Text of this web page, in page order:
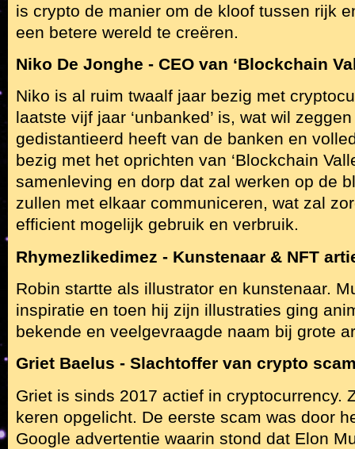
is crypto de manier om de kloof tussen rijk
een betere wereld te creëren.
Niko De Jonghe - CEO van ‘Blockchain
Niko is al ruim twaalf jaar bezig met
laatste vijf jaar ‘unbanked’ is, wat wil
gedistantieerd heeft van de banken en
bezig met het oprichten van ‘Blockchain
samenleving en dorp dat zal werken op de
zullen met elkaar communiceren, wat zal
efficient mogelijk gebruik en verbruik.
Rhymezlikedimez - Kunstenaar & NFT
Robin startte als illustrator en kunstenaar.
inspiratie en toen hij zijn illustraties ging
bekende en veelgevraagde naam bij grote
Griet Baelus - Slachtoffer van crypto
Griet is sinds 2017 actief in cryptocurrency.
keren opgelicht. De eerste scam was door
Google advertentie waarin stond dat Elon